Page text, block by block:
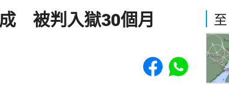
被判入獄30個月
Share to Facebook
Share to